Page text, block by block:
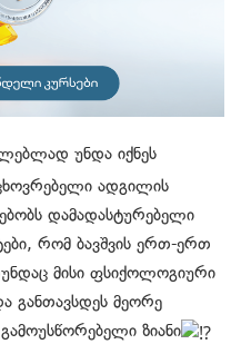
უნდა იქნეს
ადგილის
დამადასტურებელი
რომ ბავშვის ერთ-ერთ
მისი ფსიქოლოგიური
განთავსდეს მეორე
ზიანი